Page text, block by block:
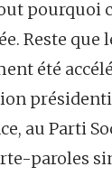
pourquoi
Reste
été
au Parti
paroles